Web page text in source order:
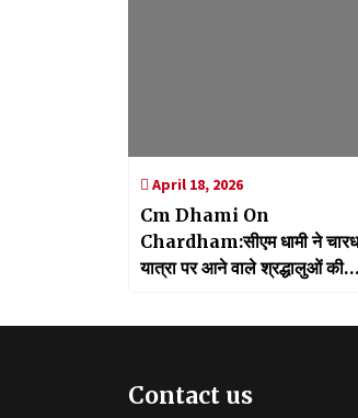
April 18, 2026
Cm Dhami On
Chardham:सीएम धामी ने
यात्रा पर आने वाले श्रद्धालुओं की
सुरक्षित यात्रा सरकार की
Contact us